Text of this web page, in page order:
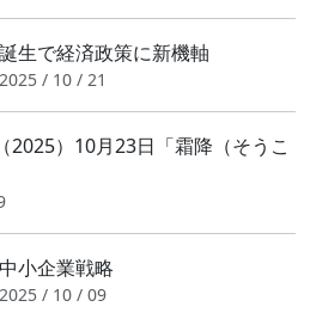
生で経済政策に新機軸
2025 / 10 / 21
）10月23日「霜降（そうこ
小企業戦略
2025 / 10 / 09